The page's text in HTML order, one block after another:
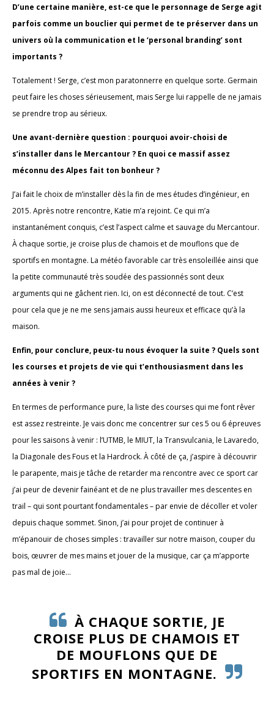
D’une certaine manière, est-ce que le personnage de Serge agit
parfois comme un bouclier qui permet de te préserver dans un
univers où la communication et le ‘personal branding’ sont
importants ?
Totalement ! Serge, c’est mon paratonnerre en quelque sorte. Germain
peut faire les choses sérieusement, mais Serge lui rappelle de ne jamais
se prendre trop au sérieux.
Une avant-dernière question : pourquoi avoir-choisi de
s’installer dans le Mercantour ? En quoi ce massif assez
méconnu des Alpes fait ton bonheur ?
J’ai fait le choix de m’installer dès la fin de mes études d’ingénieur, en
2015. Après notre rencontre, Katie m’a rejoint. Ce qui m’a
instantanément conquis, c’est l’aspect calme et sauvage du Mercantour.
À chaque sortie, je croise plus de chamois et de mouflons que de
sportifs en montagne. La météo favorable car très ensoleillée ainsi que
la petite communauté très soudée des passionnés sont deux
arguments qui ne gâchent rien. Ici, on est déconnecté de tout. C’est
pour cela que je ne me sens jamais aussi heureux et efficace qu’à la
maison.
Enfin, pour conclure, peux-tu nous évoquer la suite ? Quels sont
les courses et projets de vie qui t’enthousiasment dans les
années à venir ?
En termes de performance pure, la liste des courses qui me font rêver
est assez restreinte. Je vais donc me concentrer sur ces 5 ou 6 épreuves
pour les saisons à venir : l’UTMB, le MIUT, la Transvulcania, le Lavaredo,
la Diagonale des Fous et la Hardrock. À côté de ça, j’aspire à découvrir
le parapente, mais je tâche de retarder ma rencontre avec ce sport car
j’ai peur de devenir fainéant et de ne plus travailler mes descentes en
trail – qui sont pourtant fondamentales – par envie de décoller et voler
depuis chaque sommet. Sinon, j’ai pour projet de continuer à
m’épanouir de choses simples : travailler sur notre maison, couper du
bois, œuvrer de mes mains et jouer de la musique, car ça m’apporte
pas mal de joie...
À CHAQUE SORTIE, JE
CROISE PLUS DE CHAMOIS ET
DE MOUFLONS QUE DE
SPORTIFS EN MONTAGNE.